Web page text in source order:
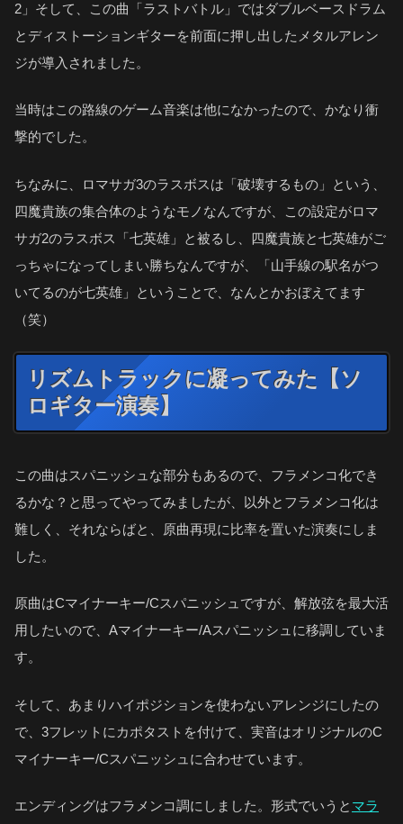
2」そして、この曲「ラストバトル」ではダブルベースドラム
とディストーションギターを前面に押し出したメタルアレン
ジが導入されました。
当時はこの路線のゲーム音楽は他になかったので、かなり衝
撃的でした。
ちなみに、ロマサガ3のラスボスは「破壊するもの」という、
四魔貴族の集合体のようなモノなんですが、この設定がロマ
サガ2のラスボス「七英雄」と被るし、四魔貴族と七英雄がご
っちゃになってしまい勝ちなんですが、「山手線の駅名がつ
いてるのが七英雄」ということで、なんとかおぼえてます
（笑）
リズムトラックに凝ってみた【ソ
ロギター演奏】
この曲はスパニッシュな部分もあるので、フラメンコ化でき
るかな？と思ってやってみましたが、以外とフラメンコ化は
難しく、それならばと、原曲再現に比率を置いた演奏にしま
した。
原曲はCマイナーキー/Cスパニッシュですが、解放弦を最大活
用したいので、Aマイナーキー/Aスパニッシュに移調していま
す。
そして、あまりハイポジションを使わないアレンジにしたの
で、3フレットにカポタストを付けて、実音はオリジナルのC
マイナーキー/Cスパニッシュに合わせています。
エンディングはフラメンコ調にしました。形式でいうと マラ